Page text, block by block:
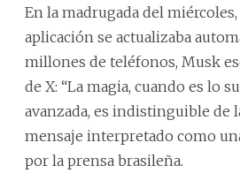
En la madrugada del
aplicación se actualizaba
millones de teléfonos, Musk
de X: “La magia, cuando es lo
avanzada, es indistinguible de
mensaje interpretado como
por la prensa brasileña.